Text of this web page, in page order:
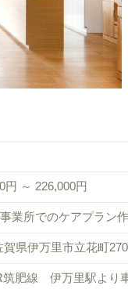
円 ～ 226,000円
業所でのケアプラン
賀県伊万里市立花町
筑肥線 伊万里駅より